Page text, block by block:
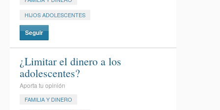
HIJOS ADOLESCENTES
Seguir
¿Limitar el dinero a los
adolescentes?
Aporta tu opinión
FAMILIA Y DINERO